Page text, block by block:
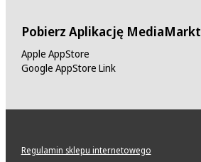
Pobierz Aplikację MediaMarkt
Apple AppStore
Google AppStore Link
Regulamin sklepu internetowego